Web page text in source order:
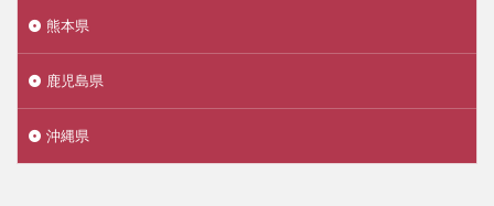
熊本県
鹿児島県
沖縄県